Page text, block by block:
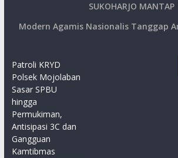
SUKOHARJO MANTAP
Modern Agamis Nasionalis Tanggap
Patroli KRYD
Polsek Mojolaban
Sasar SPBU
hingga
Permukiman,
Antisipasi 3C dan
Gangguan
Kamtibmas